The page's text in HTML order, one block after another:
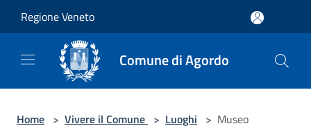
Regione Veneto
Comune di Agordo
Home > Vivere il Comune > Luoghi > Museo